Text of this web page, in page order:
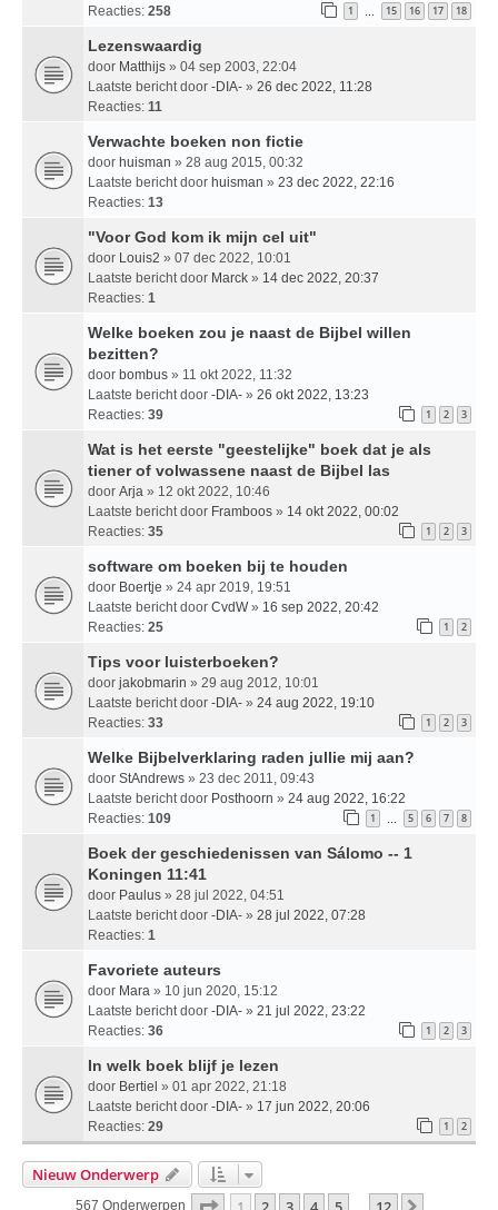
Reacties: 258 1 … 15 16 17 18
Lezenswaardig
door Matthijs » 04 sep 2003, 22:04
Laatste bericht door -DIA- » 26 dec 2022, 11:28
Reacties: 11
Verwachte boeken non fictie
door huisman » 28 aug 2015, 00:32
Laatste bericht door huisman » 23 dec 2022, 22:16
Reacties: 13
"Voor God kom ik mijn cel uit"
door Louis2 » 07 dec 2022, 10:01
Laatste bericht door Marck » 14 dec 2022, 20:37
Reacties: 1
Welke boeken zou je naast de Bijbel willen
bezitten?
door bombus » 11 okt 2022, 11:32
Laatste bericht door -DIA- » 26 okt 2022, 13:23
Reacties: 39 1 2 3
Wat is het eerste "geestelijke" boek dat je als
tiener of volwassene naast de Bijbel las
door Arja » 12 okt 2022, 10:46
Laatste bericht door Framboos » 14 okt 2022, 00:02
Reacties: 35 1 2 3
software om boeken bij te houden
door Boertje » 24 apr 2019, 19:51
Laatste bericht door CvdW» 16 sep 2022, 20:42
Reacties: 25 1 2
Tips voor luisterboeken?
door jakobmarin » 29 aug 2012, 10:01
Laatste bericht door -DIA- » 24 aug 2022, 19:10
Reacties: 33 1 2 3
Welke Bijbelverklaring raden jullie mij aan?
door StAndrews » 23 dec 2011, 09:43
Laatste bericht door Posthoorn » 24 aug 2022, 16:22
Reacties: 109 1 … 5 6 7 8
Boek der geschiedenissen van Sálomo -- 1
Koningen 11:41
door Paulus » 28 jul 2022, 04:51
Laatste bericht door -DIA- » 28 jul 2022, 07:28
Reacties: 1
Favoriete auteurs
door Mara » 10 jun 2020, 15:12
Laatste bericht door -DIA- » 21 jul 2022, 23:22
Reacties: 36 1 2 3
In welk boek blijf je lezen
door Bertiel » 01 apr 2022, 21:18
Laatste bericht door -DIA- » 17 jun 2022, 20:06
Reacties: 29 1 2
Nieuw Onderwerp
567 Onderwerpen Pagina Van12